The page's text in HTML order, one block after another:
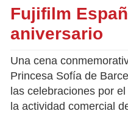
Fujifilm
aniversario
Una cena
Princesa Sofía de
las celebraciones por
la actividad comercial